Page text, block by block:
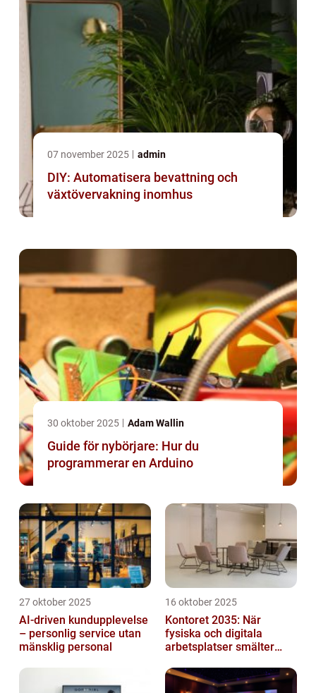
07 november 2025 admin
DIY: Automatisera bevattning och
växtövervakning inomhus
30 oktober 2025 Adam Wallin
Guide för nybörjare: Hur du
programmerar en Arduino
27 oktober 2025
AI-driven kundupplevelse
– personlig service utan
mänsklig personal
16 oktober 2025
Kontoret 2035: När
fysiska och digitala
arbetsplatser smälter